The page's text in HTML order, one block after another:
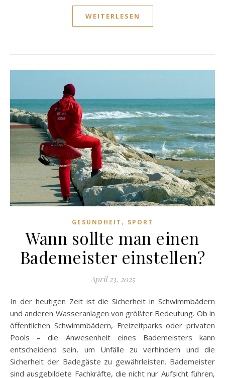
WEITERLESEN
GESUNDHEIT , SPORT
Wann sollte man einen
Bademeister einstellen?
April 23, 2025
In der heutigen Zeit ist die Sicherheit in Schwimmbädern
und anderen Wasseranlagen von größter Bedeutung. Ob in
öffentlichen Schwimmbädern, Freizeitparks oder privaten
Pools – die Anwesenheit eines Bademeisters kann
entscheidend sein, um Unfälle zu verhindern und die
Sicherheit der Badegäste zu gewährleisten. Bademeister
sind ausgebildete Fachkräfte, die nicht nur Aufsicht führen,